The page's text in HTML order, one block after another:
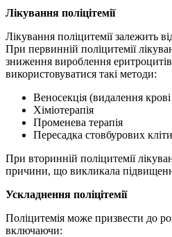
Лікування поліцітемії
Лікування поліцитемії залежить
При первинній поліцитемії
зниження вироблення
використовуватися такі методи:
Веносекція (видалення
Хіміотерапія
Променева терапія
Пересадка стовбурових
При вторинній поліцитемії
причини, що викликала
Ускладнення поліцітемії
Поліцитемія може призвести до
включаючи: